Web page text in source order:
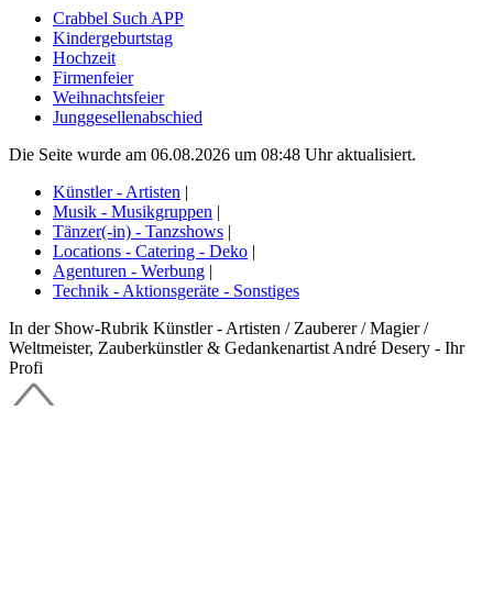
Crabbel Such APP
Kindergeburtstag
Hochzeit
Firmenfeier
Weihnachtsfeier
Junggesellenabschied
Die Seite wurde am 06.08.2026 um 08:48 Uhr aktualisiert.
Künstler - Artisten |
Musik - Musikgruppen |
Tänzer(-in) - Tanzshows |
Locations - Catering - Deko |
Agenturen - Werbung |
Technik - Aktionsgeräte - Sonstiges
In der Show-Rubrik Künstler - Artisten / Zauberer / Magier /
Weltmeister, Zauberkünstler & Gedankenartist André Desery - Ihr
Profi